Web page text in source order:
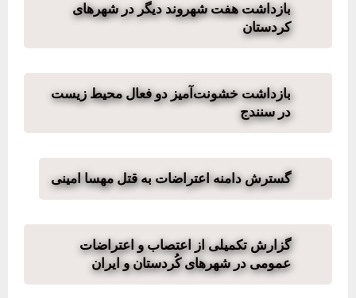
بازداشت هفت شهروند دیگر در شهرهای
کردستان
بازداشت خشونت‌آمیز دو فعال محیط‌ زیست
در سنندج
گسترش دامنه اعتراضات به قتل مهسا امینی
گزارش تکمیلی از اعتصاب و اعتراضات
عمومی در شهرهای کُردستان و ایران